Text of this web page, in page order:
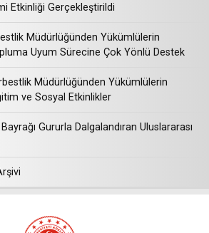
Etkinliği Gerçekleştirildi
Müdürlüğünden Yükümlülerin
Uyum Sürecine Çok Yönlü Destek
Müdürlüğünden Yükümlülerin
ve Sosyal Etkinlikler
Bayrağı Gururla Dalgalandıran Uluslararası